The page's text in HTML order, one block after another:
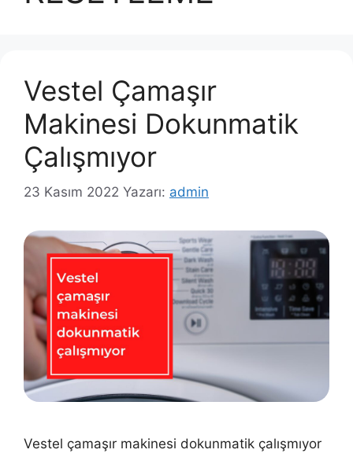
Vestel Çamaşır
Makinesi Dokunmatik
Çalışmıyor
23 Kasım 2022 Yazarı: admin
Vestel çamaşır makinesi dokunmatik çalışmıyor